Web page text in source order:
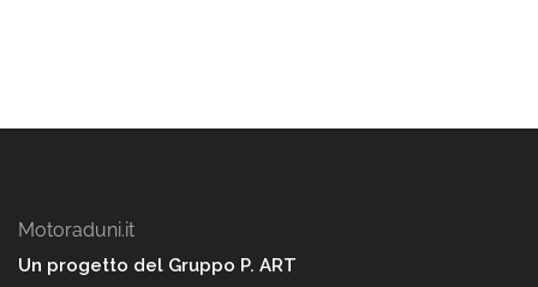
Motoraduni.it
Un progetto del Gruppo P. ART